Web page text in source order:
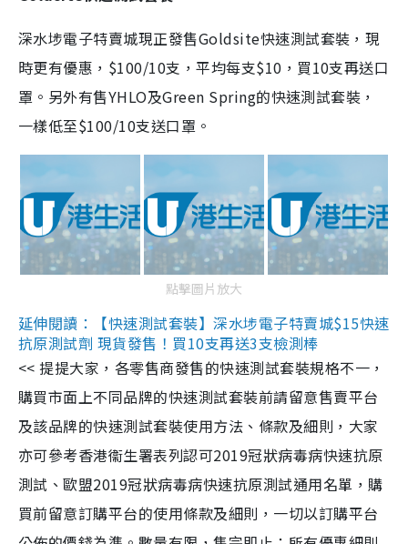
深水埗電子特賣城現正發售Goldsite快速測試套裝，現
時更有優惠，$100/10支，平均每支$10，買10支再送口
罩。另外有售YHLO及Green Spring的快速測試套裝，
一樣低至$100/10支送口罩。
點擊圖片放大
延伸閱讀：【快速測試套裝】深水埗電子特賣城$15快速
抗原測試劑 現貨發售！買10支再送3支檢測棒
<< 提提大家，各零售商發售的快速測試套裝規格不一，
購買市面上不同品牌的快速測試套裝前請留意售賣平台
及該品牌的快速測試套裝使用方法、條款及細則，大家
亦可參考香港衞生署表列認可2019冠狀病毒病快速抗原
測試、歐盟2019冠狀病毒病快速抗原測試通用名單，購
買前留意訂購平台的使用條款及細則，一切以訂購平台